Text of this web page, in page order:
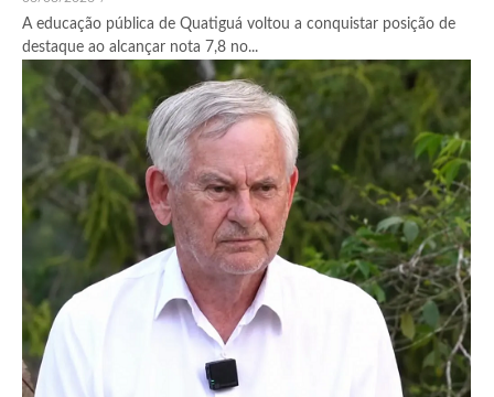
A educação pública de Quatiguá voltou a conquistar posição de
destaque ao alcançar nota 7,8 no...